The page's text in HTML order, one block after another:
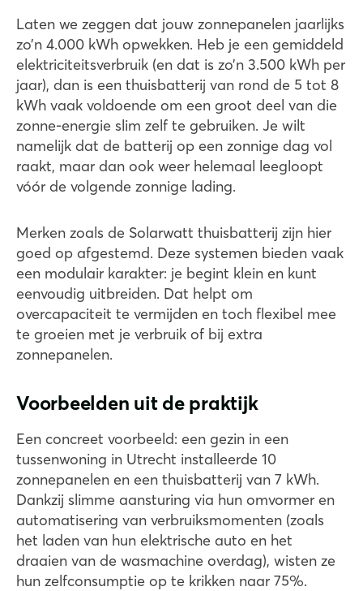
Laten we zeggen dat jouw zonnepanelen jaarlijks
zo’n 4.000 kWh opwekken. Heb je een gemiddeld
elektriciteitsverbruik (en dat is zo’n 3.500 kWh per
jaar), dan is een thuisbatterij van rond de 5 tot 8
kWh vaak voldoende om een groot deel van die
zonne-energie slim zelf te gebruiken. Je wilt
namelijk dat de batterij op een zonnige dag vol
raakt, maar dan ook weer helemaal leegloopt
vóór de volgende zonnige lading.
Merken zoals de Solarwatt thuisbatterij zijn hier
goed op afgestemd. Deze systemen bieden vaak
een modulair karakter: je begint klein en kunt
eenvoudig uitbreiden. Dat helpt om
overcapaciteit te vermijden en toch flexibel mee
te groeien met je verbruik of bij extra
zonnepanelen.
Voorbeelden uit de praktijk
Een concreet voorbeeld: een gezin in een
tussenwoning in Utrecht installeerde 10
zonnepanelen en een thuisbatterij van 7 kWh.
Dankzij slimme aansturing via hun omvormer en
automatisering van verbruiksmomenten (zoals
het laden van hun elektrische auto en het
draaien van de wasmachine overdag), wisten ze
hun zelfconsumptie op te krikken naar 75%.